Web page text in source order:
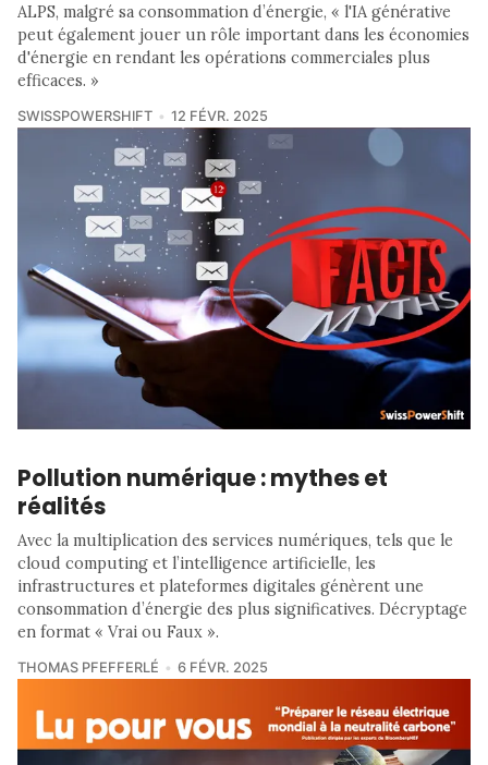
ALPS, malgré sa consommation d’énergie, « l'IA générative
peut également jouer un rôle important dans les économies
d'énergie en rendant les opérations commerciales plus
efficaces. »
SWISSPOWERSHIFT 12 FÉVR. 2025
Pollution numérique : mythes et
réalités
Avec la multiplication des services numériques, tels que le
cloud computing et l’intelligence artificielle, les
infrastructures et plateformes digitales génèrent une
consommation d’énergie des plus significatives. Décryptage
en format « Vrai ou Faux ».
THOMAS PFEFFERLÉ 6 FÉVR. 2025